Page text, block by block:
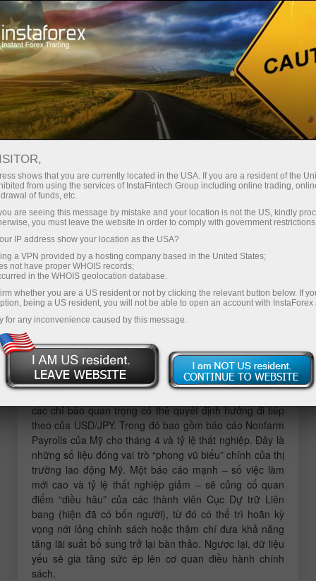
Dành cho Nhà giao dịch
Phân tích Forex
08.05.2026 01:03 PM
USD/JPY: Mẹo dành cho nhà giao dịch
mới bắt đầu ngày 8/5 (Phiên Mỹ)
Xem xét giao dịch và tư vấn giao dịch với đồng Yên Nhật
Đợt kiểm tra mức giá 156,72 diễn ra đúng lúc chỉ báo
MACD vừa mới bắt đầu di chuyển đi xuống từ đường 0,
qua đó xác nhận một điểm vào lệnh hợp lệ để bán đồng
USD. Tuy nhiên, sau đó không xuất hiện đà giảm đáng
kể nào của cặp tỷ giá.
Trong vài giờ tới, thị trường sẽ dồn toàn bộ sự chú ý vào
các chỉ báo quan trọng có thể quyết định hướng đi tiếp
theo của USD/JPY. Trong đó bao gồm báo cáo Nonfarm
Payrolls của Mỹ cho tháng 4 và tỷ lệ thất nghiệp. Đây là
những số liệu đóng vai trò “phong vũ biểu” chính của thị
trường lao động Mỹ. Một báo cáo mạnh – số việc làm
mới cao và tỷ lệ thất nghiệp giảm – sẽ củng cố quan
điểm “diều hâu” của các thành viên Cục Dự trữ Liên
bang (hiện đã có bốn người), từ đó có thể trì hoãn kỳ
vọng nới lỏng chính sách hoặc thậm chí đưa khả năng
tăng lãi suất bổ sung trở lại bàn thảo. Ngược lại, dữ liệu
yếu sẽ gia tăng sức ép lên cơ quan điều hành chính
sách.
shows that you are currently located in the USA. If you are a resident of the
from using the services of InstaFintech Group including online trading,
of funds, etc.
are seeing this message by mistake and your location is not the US, kindly
you must leave the website in order to comply with government
IP address show your location as the USA?
a VPN provided by a hosting company based in the United States;
not have proper WHOIS records;
in the WHOIS geolocation database.
whether you are a US resident or not by clicking the relevant button below. If
being a US resident, you will not be able to open an account with InstaForex
for any inconvenience caused by this message.